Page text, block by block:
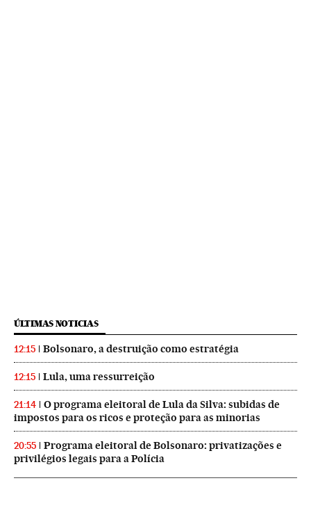
ÚLTIMAS NOTICIAS
12:15 Bolsonaro, a destruição como estratégia
12:15 Lula, uma ressurreição
21:14
O programa eleitoral de Lula da Silva: subidas de
impostos para os ricos e proteção para as minorias
20:55
Programa eleitoral de Bolsonaro: privatizações e
privilégios legais para a Polícia